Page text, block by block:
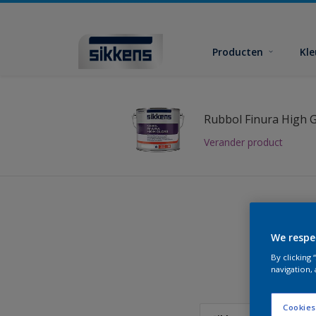
Producten
Rubbol Finura High
Verander product
We
By clicking
navigation,